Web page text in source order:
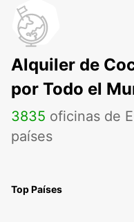
Alquiler de
por Todo el
3835 oficinas de
países
Top Países